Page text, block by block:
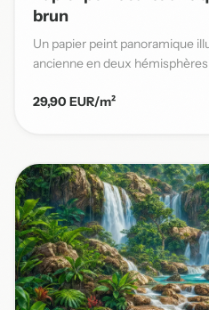
brun
Un papier peint panoramique
ancienne en deux
29,90 EUR/m²